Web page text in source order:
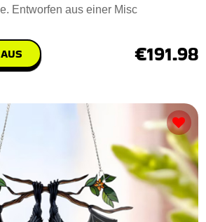
Entworfen aus einer Misc
€191.98